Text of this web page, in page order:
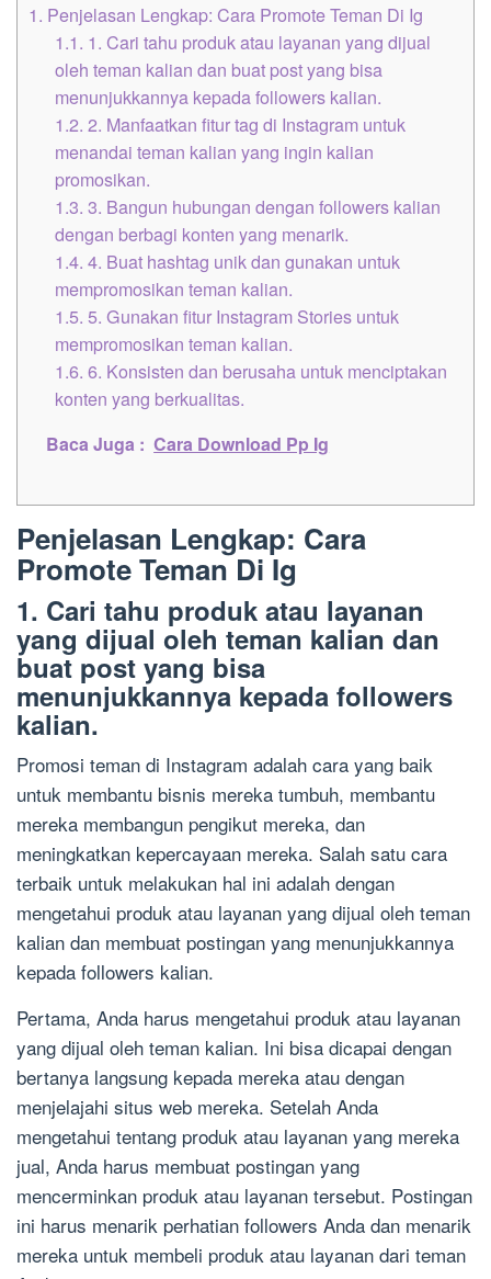
1. Penjelasan Lengkap: Cara Promote Teman Di Ig
1.1. 1. Cari tahu produk atau layanan yang dijual
oleh teman kalian dan buat post yang bisa
menunjukkannya kepada followers kalian.
1.2. 2. Manfaatkan fitur tag di Instagram untuk
menandai teman kalian yang ingin kalian
promosikan.
1.3. 3. Bangun hubungan dengan followers kalian
dengan berbagi konten yang menarik.
1.4. 4. Buat hashtag unik dan gunakan untuk
mempromosikan teman kalian.
1.5. 5. Gunakan fitur Instagram Stories untuk
mempromosikan teman kalian.
1.6. 6. Konsisten dan berusaha untuk menciptakan
konten yang berkualitas.
Baca Juga : Cara Download Pp Ig
Penjelasan Lengkap: Cara
Promote Teman Di Ig
1. Cari tahu produk atau layanan
yang dijual oleh teman kalian dan
buat post yang bisa
menunjukkannya kepada followers
kalian.
Promosi teman di Instagram adalah cara yang baik
untuk membantu bisnis mereka tumbuh, membantu
mereka membangun pengikut mereka, dan
meningkatkan kepercayaan mereka. Salah satu cara
terbaik untuk melakukan hal ini adalah dengan
mengetahui produk atau layanan yang dijual oleh teman
kalian dan membuat postingan yang menunjukkannya
kepada followers kalian.
Pertama, Anda harus mengetahui produk atau layanan
yang dijual oleh teman kalian. Ini bisa dicapai dengan
bertanya langsung kepada mereka atau dengan
menjelajahi situs web mereka. Setelah Anda
mengetahui tentang produk atau layanan yang mereka
jual, Anda harus membuat postingan yang
mencerminkan produk atau layanan tersebut. Postingan
ini harus menarik perhatian followers Anda dan menarik
mereka untuk membeli produk atau layanan dari teman